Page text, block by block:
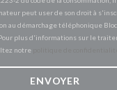
peut user de son droit à
au démarchage téléphonique
Pour plus d'informations sur le
notre